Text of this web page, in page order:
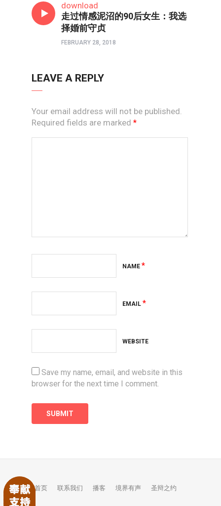
download
走过情感泥沼的90后女生：我选
择婚前守贞
FEBRUARY 28, 2018
LEAVE A REPLY
Your email address will not be published.
Required fields are marked *
NAME *
EMAIL *
WEBSITE
Save my name, email, and website in this
browser for the next time I comment.
首页 联系我们 播客 境界有声 圣辩之约